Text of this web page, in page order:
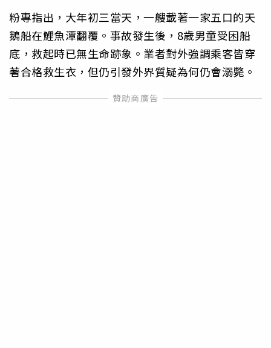
粉專指出，大年初三當天，一艘載著一家五口的天
鵝船在鯉魚潭翻覆。事故發生後，8歲男童受困船
底，救起時已無生命跡象。業者對外強調乘客皆穿
著合格救生衣，但仍引發外界質疑為何仍會溺斃。